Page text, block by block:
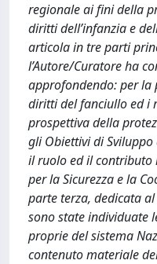
regionale ai fini della
diritti dell’infanzia e
articola in tre parti
l’Autore/Curatore ha
approfondendo: per la
diritti del fanciullo ed i
prospettiva della
gli Obiettivi di
il ruolo ed il contributo
per la Sicurezza e la
parte terza, dedicata
sono state individuate
proprie del sistema
contenuto materiale